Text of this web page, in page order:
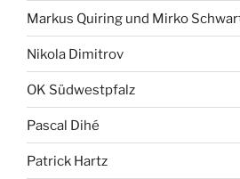
Markus Quiring und Mirko
Nikola Dimitrov
OK Südwestpfalz
Pascal Dihé
Patrick Hartz